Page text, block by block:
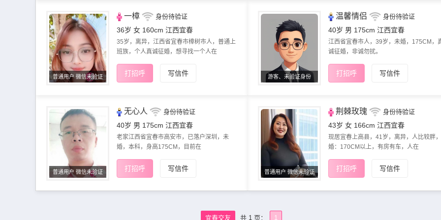
普通用户 微信未验证
一樟 身份待验证
36岁 女 160cm 江西宜春
35岁，离异，江西省宜春市樟树市人，普通上
班族，个人真诚征婚，想寻找一个人在
打招呼 写信件 游客、未验证身份
温馨情侣 身份待验证
40岁 男 175cm 江西宜春
江西省宜春市人，39岁，未婚，175CM，
诚征婚，非诚勿扰。
打招呼 写信件
普通用户 微信未验证
无心人 身份待验证
40岁 男 175cm 江西宜春
老家江西省宜春市高安市，已落户深圳，未
婚，本科，身高175CM，​‌‌目前在
打招呼 写信件 普通用户 微信未验证
荆棘玫瑰 身份待验证
43岁 女 166cm 江西宜春
现居宜春上高县，41岁，离异，人比较胖
婚：170CM以上，有房有车，人在
打招呼 写信件
宜春交友 共 1 页： 1